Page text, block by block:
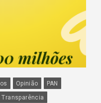
Opinião
PAN
Transparência